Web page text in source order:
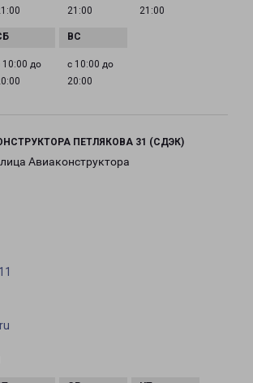
21:00
21:00
10:00 до
с 10:00 до
20:00
ПЕТЛЯКОВА 31 (СДЭК)
Авиаконструктора